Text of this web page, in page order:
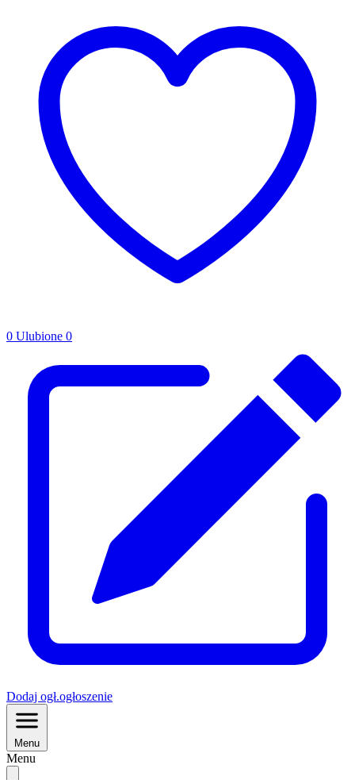
0 Ulubione 0
Dodaj ogł.ogłoszenie
Menu
Menu